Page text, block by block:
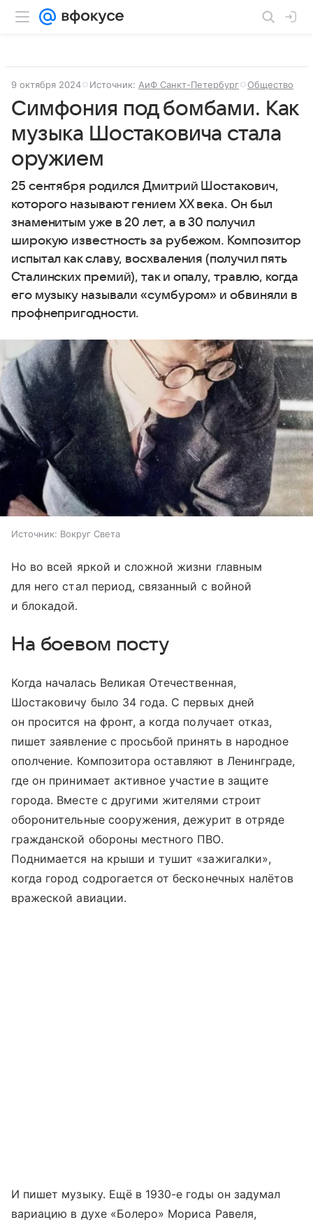
9 октября 2024 Источник: АиФ Санкт-Петербург Общество
Симфония под бомбами. Как
музыка Шостаковича стала
оружием
25 сентября родился Дмитрий Шостакович,
которого называют гением XX века. Он был
знаменитым уже в 20 лет, а в 30 получил
широкую известность за рубежом. Композитор
испытал как славу, восхваления (получил пять
Сталинских премий), так и опалу, травлю, когда
его музыку называли «сумбуром» и обвиняли в
профнепригодности.
Источник: Вокруг Света
Но во всей яркой и сложной жизни главным
для него стал период, связанный с войной
и блокадой.
На боевом посту
Когда началась Великая Отечественная,
Шостаковичу было 34 года. С первых дней
он просится на фронт, а когда получает отказ,
пишет заявление с просьбой принять в народное
ополчение. Композитора оставляют в Ленинграде,
где он принимает активное участие в защите
города. Вместе с другими жителями строит
оборонительные сооружения, дежурит в отряде
гражданской обороны местного ПВО.
Поднимается на крыши и тушит «зажигалки»,
когда город содрогается от бесконечных налётов
вражеской авиации.
И пишет музыку. Ещё в 1930-е годы он задумал
вариацию в духе «Болеро» Мориса Равеля,